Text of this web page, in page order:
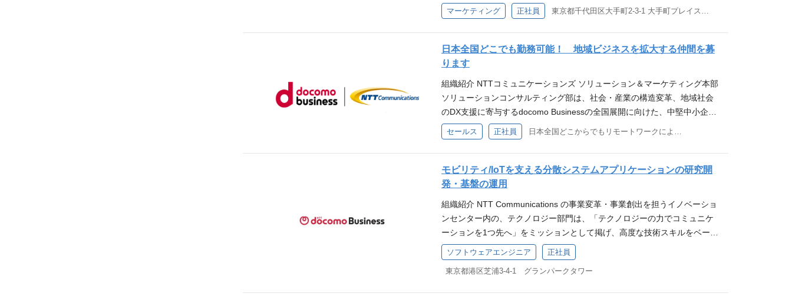
を提案するコンサル業務 ・受注したセキュリティ案件に対して、要件定義
決に資するプロジェクトに対しては、当社及び、当グループが保有する技
術を活用したソリューション提供を実施し、実フィールドを用いた実証実
験を行う。実証実験で得られた成果を活用して、当社の新たな収益源とな
る、ビジネスモデル、サービス、ソリューション等の創出も行う。 やりが
い・魅力、身につくスキル等 ・先進的なセキュリティ技術を活用したセキ
ュリティ案件等への参画により、当社及び当グループの技術による社会課
題の解決に貢献 ・セキュリティに関する先進的な技術の目利き 業界動向
の把握、ソリューション検討、ソフトウェア開発を通じて、自身のテクニ
カルスキルの向上 ・業界団体、業界トップ企業、学術機関の先生方との連
携も多く、ヒューマンネットワークの拡大が可能 ・プロジェクトの成果を
案 環境 ・官公庁の重要なシステムを担っておりオンプレ環境での業務が主
のため、出社ベースの勤務となります。 ・当担当では、業務遂行にあた
り、当グループ各社やパートナー企業と連携して活動をしている。 ・メン
バー各自がリーダーとして案件形成から遂行までを実施しているので、早
期にスキルの共有が可能。 ・ご経験に応じたポストをご用意させていただ
（プロジェクトマネジメント、設計、構築、運用） ・お客様及び、社内外
務領域_概要 系列グループ会社のICTサービスに関する販売企画推進業務の
実施 1.効果的な社内プロモーションによる営業フロントへ展開 2.系列
グループ各社との連携強化によるシナジーを創出 3.担当する系列グルー
プ会社のICTサービスの代理店としての取り扱いを検討 業務内容_詳細 1.大
企業向けのアカウント営業（主に東京）や中堅中小層向けの支社（全国）
ルの整理や社内ウェビナー・ポータルの企画、運営 ・各営業フロントの
ニーズや課題をヒヤリングし、対象サービスの販売施策を検討・実施 2.系
列グループ各社との連携強化によるシナジー創出をリーダとして牽引 ・
グループ会社の経営層との定期会合の主催やグループ会社横断の連携施策
Tサービスを目利き/発掘 ・候補となるICTサービスの機能やベネフィッ
ト、競合情報や事例等を収集する ・販売可能性や業務フロー案を検討
し、具体的な取次手数料の決定、契約交渉、契約締結 ・手数料発生時の
請求書の発行、社内手続きと適切な会計処理の実施 やりがい・魅力・身に
つくスキル ・ひとつのパッケージや定型ソリューションにとどまらない、
高難度な複合型ソリューションの経験を積むことができます。 ・企画立案
力、課題発見力、課題解決力、情報収集力 等 ・大手通信会社や系列グルー
プ会社のICTサービスに関する知識・経験 ・モバイル、ネットワーク、ク
マーケティング 正社員
日本全国どこでも勤務可能！ 地域ビジネスを拡大する仲間を募
ります
組織紹介 NTTコミュニケーションズ ソリューション＆マーケティング本部
ソリューションコンサルティング部は、社会・産業の構造変革、地域社会
のDX支援に寄与するdocomo Businessの全国展開に向けた、中堅中小企業/
地方自治体向け営業支援の組織です。 募集ポスト 「中堅中小企業、地方自
治体向けのプリセールス、同行提案・提案支援業務」 全国の営業メンバー
と連携し、docomo Businessのソリューションを中堅中小企業/地方自治体
向けに提案推進する担当です。 募集背景 活力ある日本を再生するために
は、地域社会の活性化が不可欠です。地域社会の持つ伝統・文化、産業や
長・発展に資する新たなデジタル・ビジネスモデルを、地域社会のお客さ
まやパートナーの皆さまとともに構築していくために、地域社会への貢献
意欲が高い人材を外部から採用する運びとなりました。 仕事内容 中堅中小
企業・地方公共団体向けのプリセールス、同行提案・提案支援業務 ・各支
社/地域の中堅中小企業・地方公共団体向けのプリセールス業務 支社域
案件化、リードの創出、パイプライン化を実施 ・各支社/地域の中堅中小
セールス 正社員
モビリティ/IoTを支える分散システムアプリケーションの研究開
発・基盤の運用
組織紹介 NTT Communications の事業変革・事業創出を担うイノベーショ
ンセンター内の、テクノロジー部門は、「テクノロジーの力でコミュニケ
ーションを1つ先へ​」をミッションとして掲げ、高度な技術スキルをベース
とした技術開発を推進し、「技術」を通じて、事業の成長、新規事業/新サ
ービスの創出、人材育成に貢献する組織です。 テクノロジー部門について
は、下記紹介資料もご覧ください。 https://speakerdeck.com/nttcom/ntt-co
ソフトウェアエンジニア 正社員
東京都港区芝浦3-4-1 グランパークタワー